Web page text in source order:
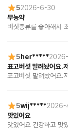
52026-6-30
무농약
버섯종류를 좋아해서
5 her*****
표고버섯 말려놨어요.
표고버섯 말려놨어요.
5wij*****2026-
맛있어요
맛있어요 건강하고 맛